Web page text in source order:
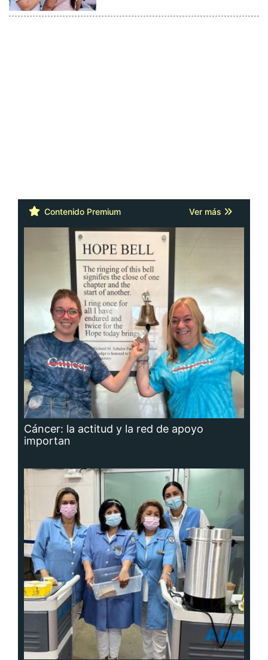
Contenido Premium Ver más
Cáncer: la actitud y la red de apoyo
importan